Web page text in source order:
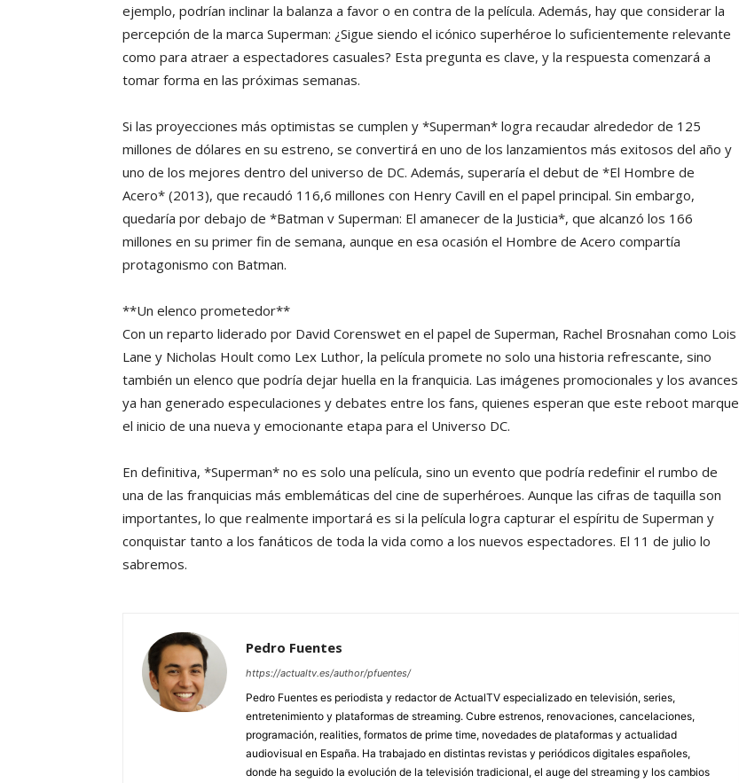
ejemplo, podrían inclinar la balanza a favor o en contra de la película. Además, hay que considerar la
percepción de la marca Superman: ¿Sigue siendo el icónico superhéroe lo suficientemente relevante
como para atraer a espectadores casuales? Esta pregunta es clave, y la respuesta comenzará a
tomar forma en las próximas semanas.
Si las proyecciones más optimistas se cumplen y *Superman* logra recaudar alrededor de 125
millones de dólares en su estreno, se convertirá en uno de los lanzamientos más exitosos del año y
uno de los mejores dentro del universo de DC. Además, superaría el debut de *El Hombre de
Acero* (2013), que recaudó 116,6 millones con Henry Cavill en el papel principal. Sin embargo,
quedaría por debajo de *Batman v Superman: El amanecer de la Justicia*, que alcanzó los 166
millones en su primer fin de semana, aunque en esa ocasión el Hombre de Acero compartía
protagonismo con Batman.
**Un elenco prometedor**
Con un reparto liderado por David Corenswet en el papel de Superman, Rachel Brosnahan como Lois
Lane y Nicholas Hoult como Lex Luthor, la película promete no solo una historia refrescante, sino
también un elenco que podría dejar huella en la franquicia. Las imágenes promocionales y los avances
ya han generado especulaciones y debates entre los fans, quienes esperan que este reboot marque
el inicio de una nueva y emocionante etapa para el Universo DC.
En definitiva, *Superman* no es solo una película, sino un evento que podría redefinir el rumbo de
una de las franquicias más emblemáticas del cine de superhéroes. Aunque las cifras de taquilla son
importantes, lo que realmente importará es si la película logra capturar el espíritu de Superman y
conquistar tanto a los fanáticos de toda la vida como a los nuevos espectadores. El 11 de julio lo
sabremos.
Pedro Fuentes
https://actualtv.es/author/pfuentes/
Pedro Fuentes es periodista y redactor de ActualTV especializado en televisión, series,
entretenimiento y plataformas de streaming. Cubre estrenos, renovaciones, cancelaciones,
programación, realities, formatos de prime time, novedades de plataformas y actualidad
audiovisual en España. Ha trabajado en distintas revistas y periódicos digitales españoles,
donde ha seguido la evolución de la televisión tradicional, el auge del streaming y los cambios